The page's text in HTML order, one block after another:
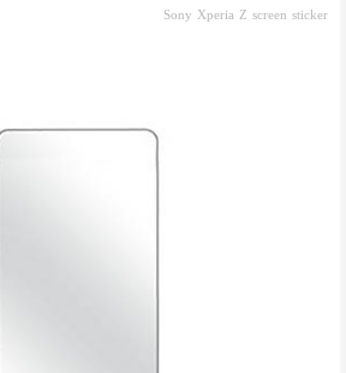
Sony Xperia Z screen sticker